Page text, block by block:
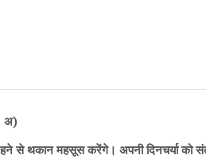
अ)
से थकान महसूस करेंगे। अपनी दिनचर्या को